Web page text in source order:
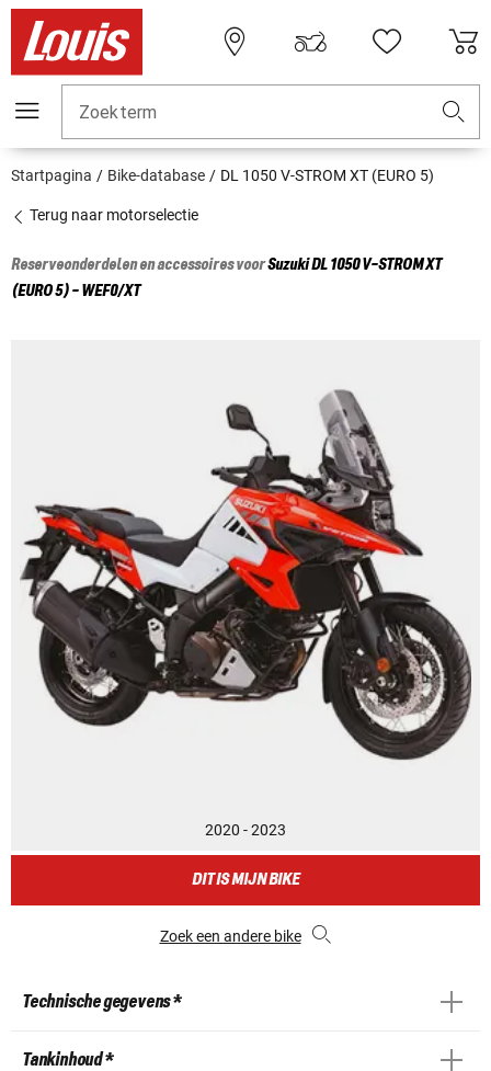
Zoekterm
Startpagina Bike-database DL 1050 V-STROM XT (EURO 5)
Terug naar motorselectie
Reserveonderdelen en accessoires voorSuzukiDL 1050 V-STROM XT
(EURO 5) - WEF0/XT
2020 - 2023
DIT IS MIJN BIKE
Zoek een andere bike
Technische gegevens *
Tankinhoud *